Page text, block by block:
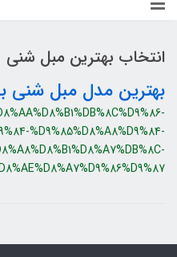
انتخاب بهترین مبل شنی
بهترین مدل مبل شنی
%D9%85%D8%A8%D9%84-